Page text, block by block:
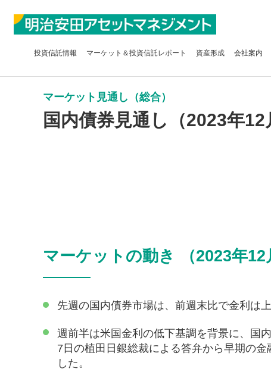
投資信託情報 マーケット＆投資信託レポート 資産形成 会社案内
マーケット見通し（総合）
国内債券見通し（2023年12
マーケットの動き （2023年12
先週の国内債券市場は、前週末比で金利は
週前半は米国金利の低下基調を背景に、国
7日の植田日銀総裁による答弁から早期の
した。